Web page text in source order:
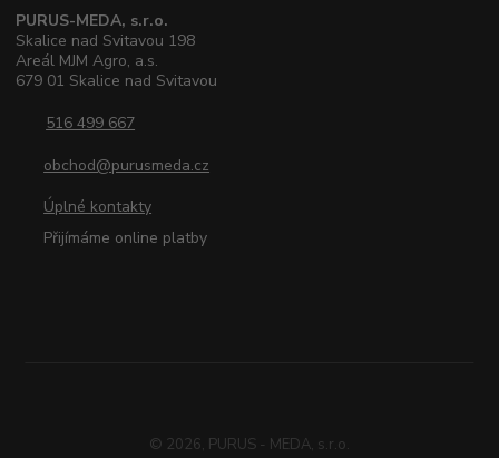
PURUS-MEDA, s.r.o.
Skalice nad Svitavou 198
Areál MJM Agro, a.s.
679 01 Skalice nad Svitavou
516 499 667
obchod@purusmeda.cz
Úplné kontakty
Přijímáme online platby
© 2026, PURUS - MEDA, s.r.o.